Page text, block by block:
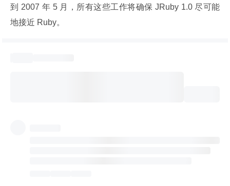
到 2007 年 5 月，所有这些工作将确保 JRuby 1.0 尽可能
地接近 Ruby。